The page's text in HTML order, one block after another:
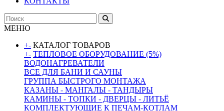
МЕНЮ
+- КАТАЛОГ ТОВАРОВ
+- ТЕПЛОВОЕ ОБОРУДОВАНИЕ (5%)
ВОДОНАГРЕВАТЕЛИ
ВСЕ ДЛЯ БАНИ И САУНЫ
ГРУППА БЫСТРОГО МОНТАЖА
КАЗАНЫ - МАНГАЛЫ - ТАНДЫРЫ
КАМИНЫ - ТОПКИ - ДВЕРЦЫ - ЛИТЬЁ
КОМПЛЕКТУЮЩИЕ К ПЕЧАМ-КОТЛАМ